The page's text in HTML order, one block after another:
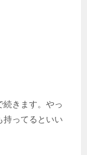
続きます。やっ
持ってるといい